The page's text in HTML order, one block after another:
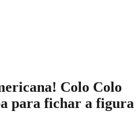
Colo Colo
para fichar a figura